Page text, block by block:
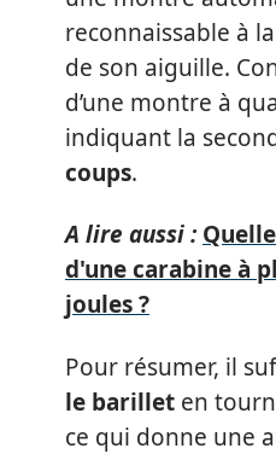
reconnaissable à
de son aiguille.
d’une montre à
indiquant la
coups.
A lire aussi :
d'une carabine à
joules ?
Pour résumer, il
le barillet en
ce qui donne une